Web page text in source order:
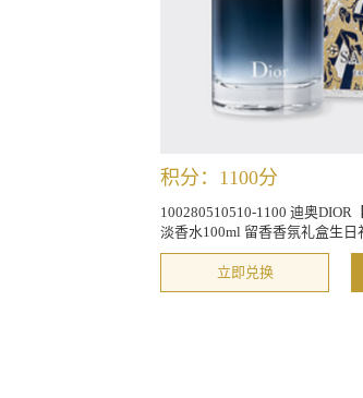
积分：1100分
100280510510-1100 迪奥DIOR
淡香水100ml 留香香氛礼盒生日
立即兑换